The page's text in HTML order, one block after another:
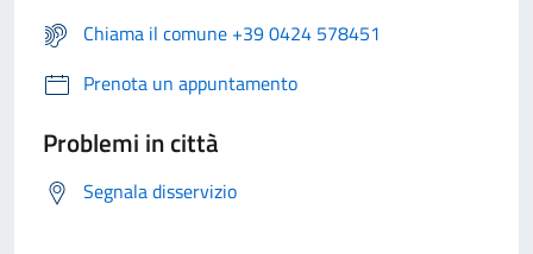
Chiama il comune +39 0424 578451
Prenota un appuntamento
Problemi in città
Segnala disservizio